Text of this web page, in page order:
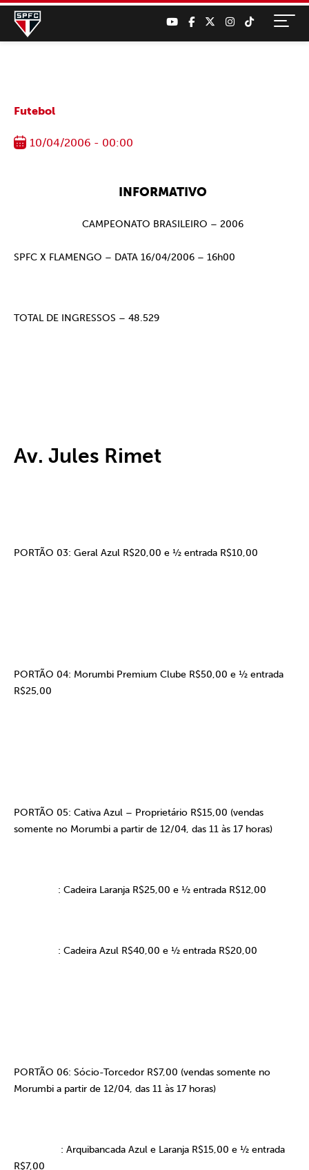
Futebol
10/04/2006 - 00:00
INFORMATIVO
CAMPEONATO BRASILEIRO – 2006
SPFC X FLAMENGO – DATA 16/04/2006 – 16h00
TOTAL DE INGRESSOS – 48.529
Av. Jules Rimet
PORTÃO 03: Geral Azul R$20,00 e ½ entrada R$10,00
PORTÃO 04: Morumbi Premium Clube R$50,00 e ½ entrada
R$25,00
PORTÃO 05: Cativa Azul – Proprietário R$15,00 (vendas
somente no Morumbi a partir de 12/04, das 11 às 17 horas)
: Cadeira Laranja R$25,00 e ½ entrada R$12,00
: Cadeira Azul R$40,00 e ½ entrada R$20,00
PORTÃO 06: Sócio-Torcedor R$7,00 (vendas somente no
Morumbi a partir de 12/04, das 11 às 17 horas)
: Arquibancada Azul e Laranja R$15,00 e ½ entrada
R$7,00